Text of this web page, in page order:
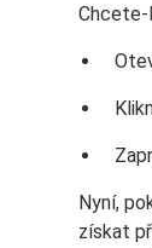
Chcete-
Nyní,
získat